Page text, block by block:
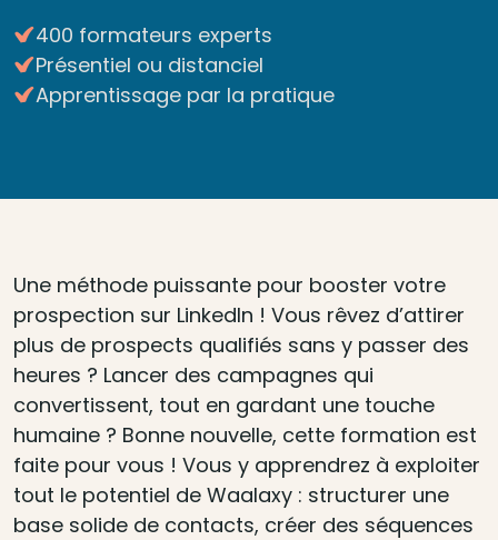
400 formateurs experts
Présentiel ou distanciel
Apprentissage par la pratique
Une méthode puissante pour booster votre
prospection sur LinkedIn ! Vous rêvez d’attirer
plus de prospects qualifiés sans y passer des
heures ? Lancer des campagnes qui
convertissent, tout en gardant une touche
humaine ? Bonne nouvelle, cette formation est
faite pour vous ! Vous y apprendrez à exploiter
tout le potentiel de Waalaxy : structurer une
base solide de contacts, créer des séquences